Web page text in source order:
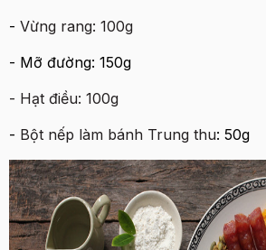
- Vừng rang: 100g
- Mỡ đường: 150g
- Hạt điều: 100g
- Bột nếp làm bánh Trung thu: 50g